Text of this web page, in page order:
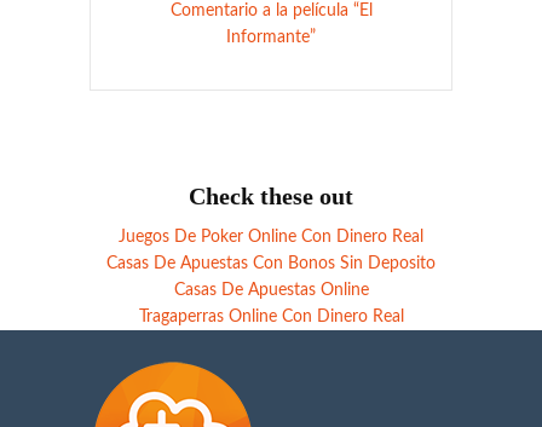
Comentario a la película “El
Informante”
Check these out
Juegos De Poker Online Con Dinero Real
Casas De Apuestas Con Bonos Sin Deposito
Casas De Apuestas Online
Tragaperras Online Con Dinero Real